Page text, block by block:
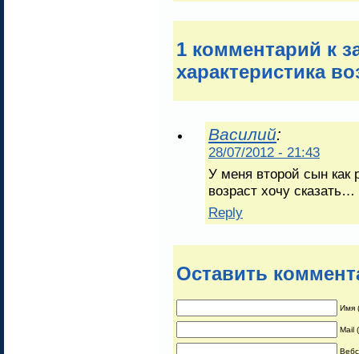
1 комментарий к
характеристика
Василий:
28/07/2012 - 21:43
У меня второй сын как
возраст хочу сказать…
Reply
Оставить
Имя
Mail